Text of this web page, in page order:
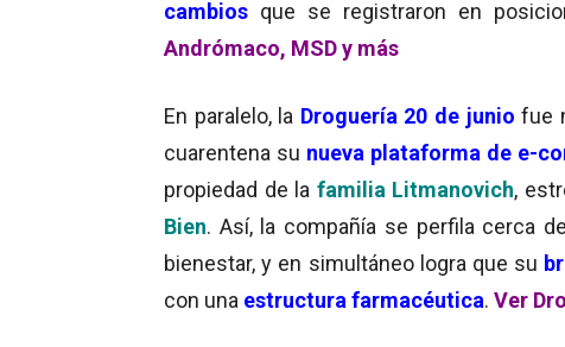
cambios que se registraron en
Andrómaco, MSD y más
En paralelo, la Droguería 20 de junio fue
cuarentena su nueva plataforma de e-
propiedad de la familia Litmanovich,
Bien. Así, la compañía se perfila cerca
bienestar, y en simultáneo logra que su
con una estructura farmacéutica. Ver